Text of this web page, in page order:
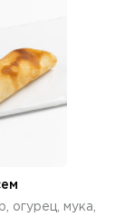
огурец, мука,